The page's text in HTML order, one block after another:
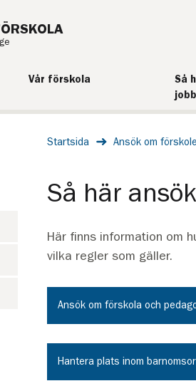
Vår förskola
Så
Startsida Ansök om
Så här
Här finns information om
vilka regler som gäller.
Ansök om förskola och
Hantera plats inom